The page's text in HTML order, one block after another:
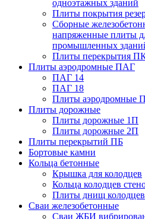
одноэтажных зданий
Плиты покрытия
Сборные
напряженные плиты
промышленных
Плиты перекрытия
Плиты аэродромные ПАГ
ПАГ 14
ПАГ 18
Плиты аэродромные
Плиты дорожные
Плиты дорожные 1П
Плиты дорожные 2П
Плиты перекрытий ПБ
Бортовые камни
Кольца бетонные
Крышка для колодцев
Кольца колодцев
Плиты днищ колодцев
Сваи железобетонные
Сваи ЖБИ